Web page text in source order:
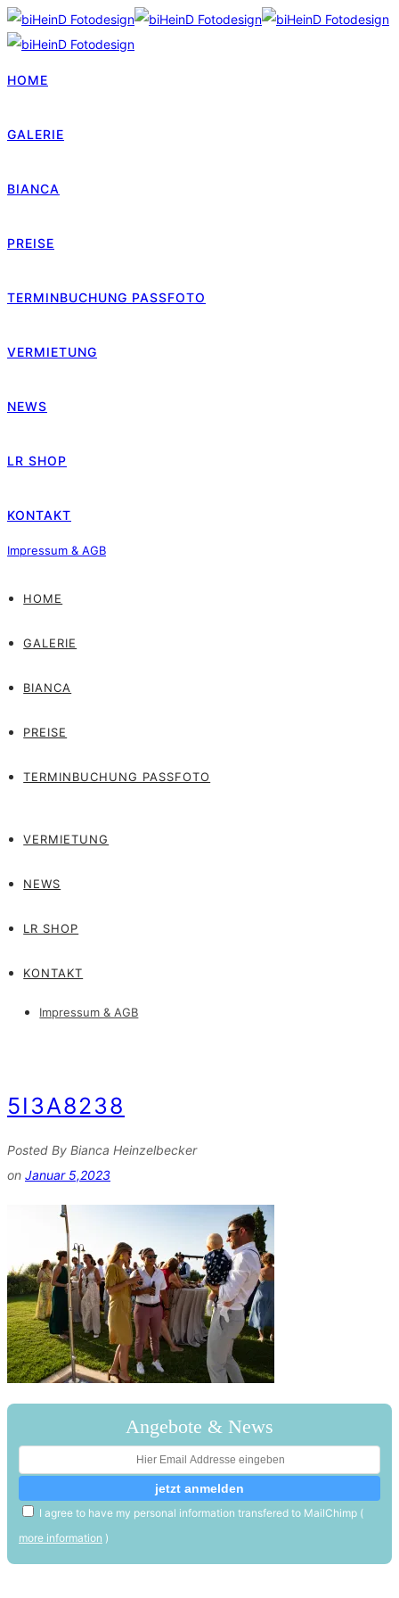
HOME
GALERIE
BIANCA
PREISE
TERMINBUCHUNG PASSFOTO
VERMIETUNG
NEWS
LR SHOP
KONTAKT
Impressum & AGB
HOME
GALERIE
BIANCA
PREISE
TERMINBUCHUNG PASSFOTO
VERMIETUNG
NEWS
LR SHOP
KONTAKT
Impressum & AGB
5I3A8238
Posted By Bianca Heinzelbecker
on Januar 5,2023
Angebote & News
I agree to have my personal information transfered to MailChimp (
more information )